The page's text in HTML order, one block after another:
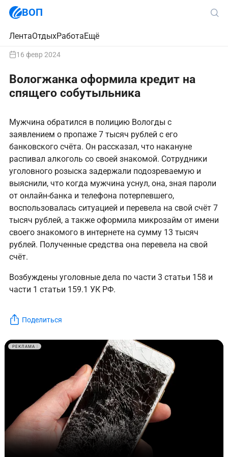
ВОП
ЛентаОтдыхРаботаЕщё
16 февр 2024
Вологжанка оформила кредит на
спящего собутыльника
Мужчина обратился в полицию Вологды с
заявлением о пропаже 7 тысяч рублей с его
банковского счёта. Он рассказал, что накануне
распивал алкоголь со своей знакомой. Сотрудники
уголовного розыска задержали подозреваемую и
выяснили, что когда мужчина уснул, она, зная пароли
от онлайн-банка и телефона потерпевшего,
воспользовалась ситуацией и перевела на свой счёт 7
тысяч рублей, а также оформила микрозайм от имени
своего знакомого в интернете на сумму 13 тысяч
рублей. Полученные средства она перевела на свой
счёт.
Возбуждены уголовные дела по части 3 статьи 158 и
части 1 статьи 159.1 УК РФ.
Поделиться
РЕКЛАМА